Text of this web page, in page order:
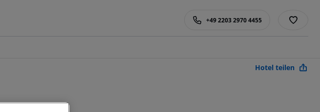
+49 2203 2970 4455
Hotel teilen